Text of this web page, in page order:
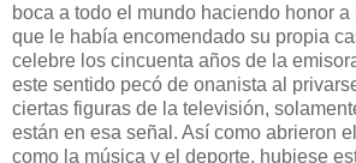
boca a todo el mundo haciendo honor
que le había encomendado su propia
celebre los cincuenta años de la
este sentido pecó de onanista al
ciertas figuras de la televisión,
están en esa señal. Así como abrieron
como la música y el deporte, hubiese